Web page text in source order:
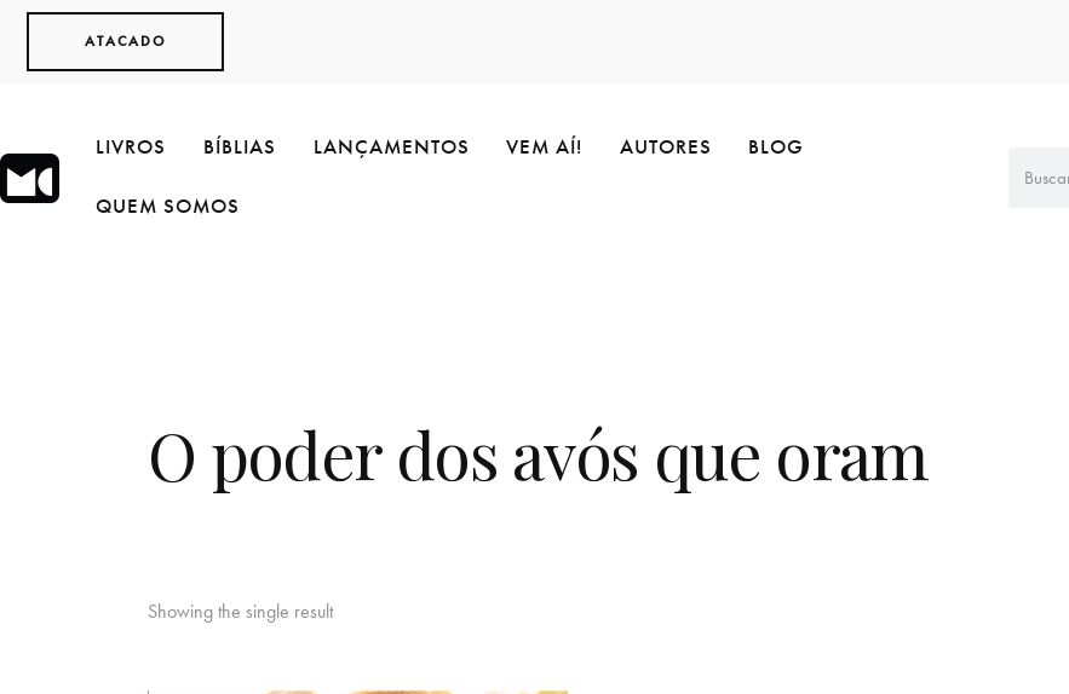
ATACADO
LIVROS BÍBLIAS LANÇAMENTOS VEM AÍ! AUTORES BLOG
QUEM SOMOS
O poder dos avós que oram
Showing the single result